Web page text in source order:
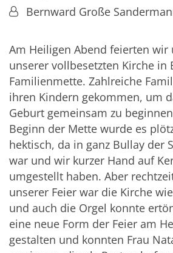
Von:Bernward Große
Am Heiligen Abend feierten wir
unserer vollbesetzten Kirche in
Familienmette. Zahlreiche
ihren Kindern gekommen, um
Geburt gemeinsam zu
Beginn der Mette wurde es
hektisch, da in ganz Bullay der
war und wir kurzer Hand auf
umgestellt haben. Aber
unserer Feier war die Kirche
und auch die Orgel konnte
eine neue Form der Feier am
gestalten und konnten Frau